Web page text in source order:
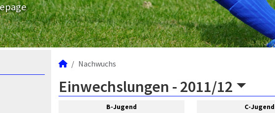
Nachwuchs
Einwechslungen - 2011/12
B-Jugend C-Jugend